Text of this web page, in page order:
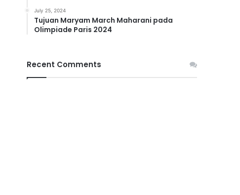
July 25, 2024
Tujuan Maryam March Maharani pada
Olimpiade Paris 2024
Recent Comments